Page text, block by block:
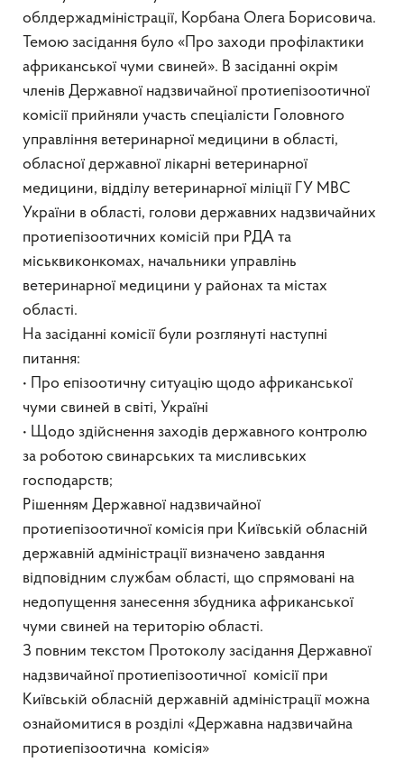
облдержадміністрації, Корбана Олега Борисовича.
Темою засідання було «Про заходи профілактики
африканської чуми свиней». В засіданні окрім
членів Державної надзвичайної протиепізоотичної
комісії прийняли участь спеціалісти Головного
управління ветеринарної медицини в області,
обласної державної лікарні ветеринарної
медицини, відділу ветеринарної міліції ГУ МВС
України в області, голови державних надзвичайних
протиепізоотичних комісій при РДА та
міськвиконкомах, начальники управлінь
ветеринарної медицини у районах та містах
області.
На засіданні комісії були розглянуті наступні
питання:
• Про епізоотичну ситуацію щодо африканської
чуми свиней в світі, Україні
• Щодо здійснення заходів державного контролю
за роботою свинарських та мисливських
господарств;
Рішенням Державної надзвичайної
протиепізоотичної комісія при Київській обласній
державній адміністрації визначено завдання
відповідним службам області, що спрямовані на
недопущення занесення збудника африканської
чуми свиней на територію області.
З повним текстом Протоколу засідання Державної
надзвичайної протиепізоотичної комісії при
Київській обласній державній адміністрації можна
ознайомитися в розділі «Державна надзвичайна
протиепізоотична комісія»